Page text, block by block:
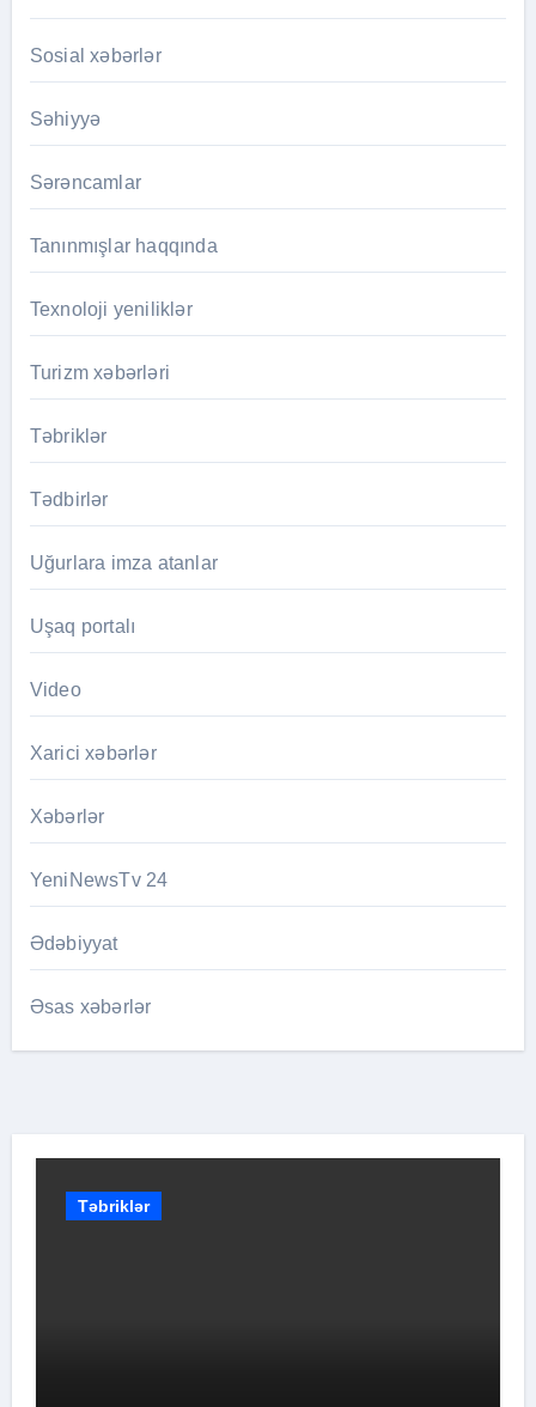
Sosial xəbərlər
Səhiyyə
Sərəncamlar
Tanınmışlar haqqında
Texnoloji yeniliklər
Turizm xəbərləri
Təbriklər
Tədbirlər
Uğurlara imza atanlar
Uşaq portalı
Video
Xarici xəbərlər
Xəbərlər
YeniNewsTv 24
Ədəbiyyat
Əsas xəbərlər
Təbriklər